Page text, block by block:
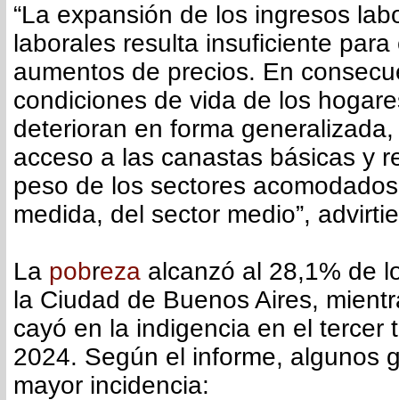
“La expansión de los ingresos
laborales resulta insuficiente para
aumentos de precios. En
condiciones de vida de los
deterioran en forma
acceso a las canastas básicas y
peso de los sectores
medida, del sector medio”,
La pobreza alcanzó al 28,1% de
la Ciudad de Buenos Aires,
cayó en la indigencia en el tercer
2024. Según el informe, algunos
mayor incidencia: